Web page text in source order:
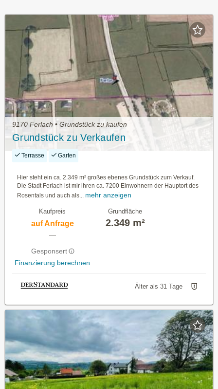
9170 Ferlach • Grundstück zu kaufen
Grundstück zu Verkaufen
Terrasse Garten
Hier steht ein ca. 2.349 m² großes ebenes Grundstück zum Verkauf.
Die Stadt Ferlach ist mir ihren ca. 7200 Einwohnern der Hauptort des
Rosentals und auch als...
mehr anzeigen
Kaufpreis
auf Anfrage
—
Gesponsert
Finanzierung berechnen
Grundfläche
2.349 m²
Älter als 31 Tage